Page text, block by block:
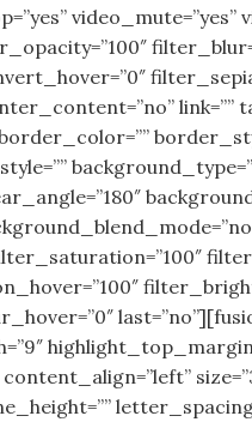
content_align=”left”